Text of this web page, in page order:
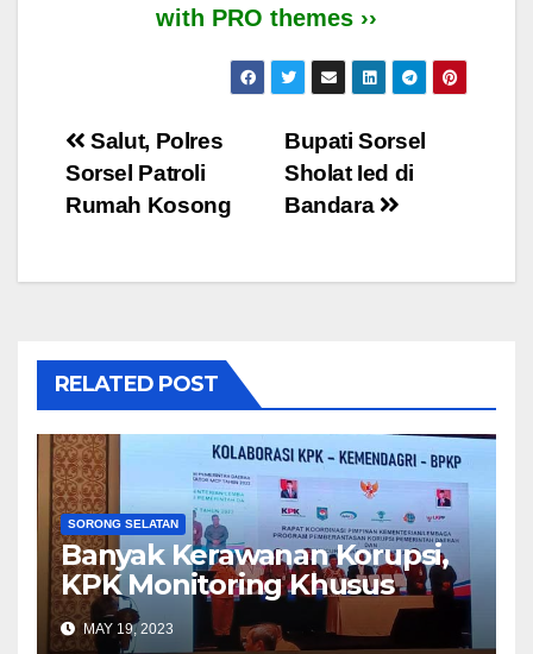
with PRO themes ››
Post
navigation
Bupati Sorsel
Sholat Ied di
Bandara
Salut, Polres
Sorsel Patroli
Rumah Kosong
RELATED POST
SORONG SELATAN
Banyak Kerawanan Korupsi,
KPK Monitoring Khusus
Pemkab Sorong Selatan
MAY 19, 2023